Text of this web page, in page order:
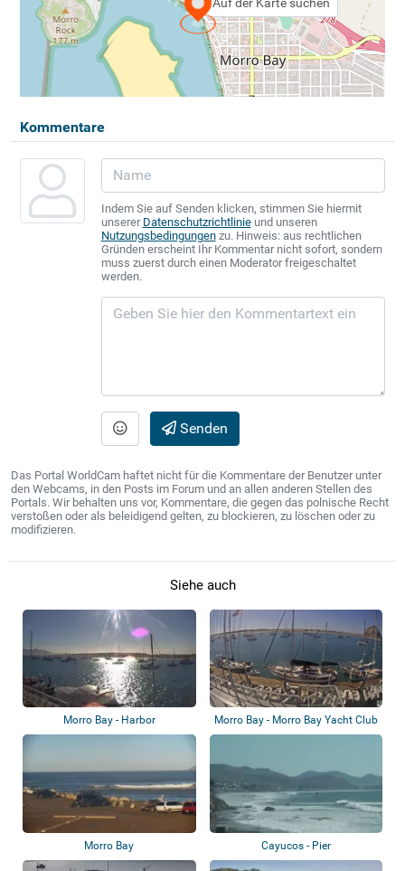
Kommentare
Indem Sie auf Senden klicken, stimmen Sie hiermit
unserer Datenschutzrichtlinieund unseren
Nutzungsbedingungenzu. Hinweis: aus rechtlichen
Gründen erscheint Ihr Kommentar nicht sofort, sondern
muss zuerst durch einen Moderator freigeschaltet
werden.
Senden
Das Portal WorldCam haftet nicht für die Kommentare der Benutzer unter
den Webcams, in den Posts im Forum und an allen anderen Stellen des
Portals. Wir behalten uns vor, Kommentare, die gegen das polnische Recht
verstoßen oder als beleidigend gelten, zu blockieren, zu löschen oder zu
modifizieren.
Siehe auch
Morro Bay - Harbor Morro Bay - Morro Bay Yacht Club
Morro Bay Cayucos - Pier